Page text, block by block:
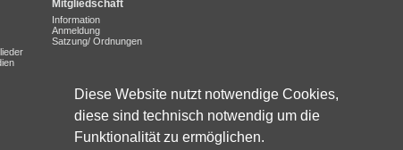
Diese Website nutzt notwendige Cookies,
diese sind technisch notwendig um die
Funktionalität zu ermöglichen.
Mitgliedschaft
Information
Anmeldung
Satzung/ Ordnungen